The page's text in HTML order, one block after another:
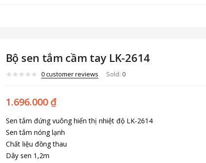
Bộ sen tắm cầm tay LK-2614
0customer reviews Sold: 0
1.696.000 ₫
Sen tắm đứng vuông hiển thị nhiệt độ LK-2614
Sen tắm nóng lạnh
Chất liệu đồng thau
Dây sen 1,2m